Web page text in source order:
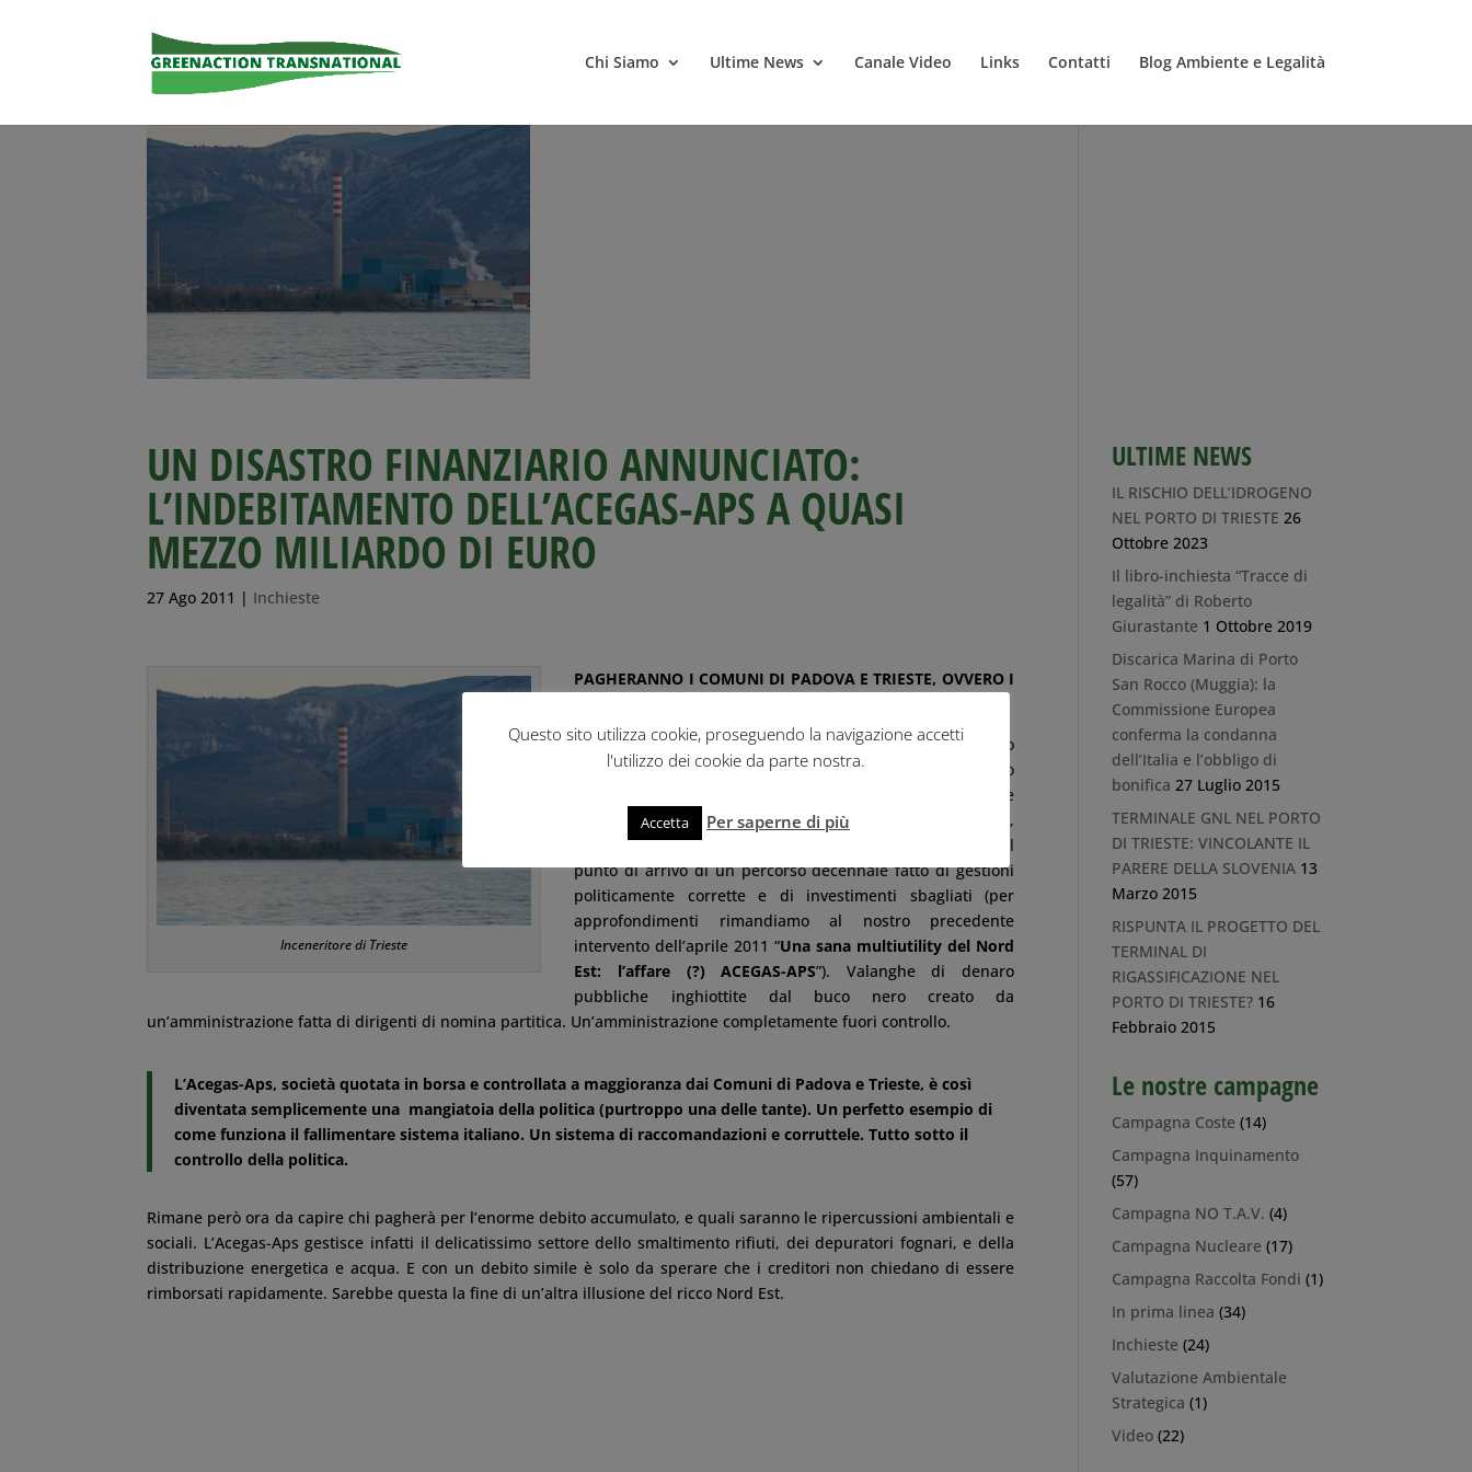
Chi Siamo Ultime News Canale Video Links Contatti Blog Ambiente e Legalità
UN DISASTRO FINANZIARIO ANNUNCIATO:
L’INDEBITAMENTO DELL’ACEGAS-APS A QUASI
MEZZO MILIARDO DI EURO
27 Ago 2011 | Inchieste
Inceneritore di Trieste
PAGHERANNO I COMUNI DI PADOVA E TRIESTE, OVVERO I
Un disastro da tempo annunciato e nemmeno troppo
accuratamente nascosto. In effetti il taglio dello storico
traguardo dell’indebitamento a mezzo miliardo di Euro che
la più grande multiutility del Nord Est, l’
,
potrebbe raggiungere entro fine anno, è semplicemente il
punto di arrivo di un percorso decennale fatto di gestioni
politicamente corrette e di investimenti sbagliati (per
approfondimenti rimandiamo al nostro precedente
intervento dell’aprile 2011 “Una sana multiutility del Nord
Est: l’affare (?) ACEGAS-APS”). Valanghe di denaro
pubbliche inghiottite dal buco nero creato da
un’amministrazione fatta di dirigenti di nomina partitica. Un’amministrazione completamente fuori controllo.
L’Acegas-Aps, società quotata in borsa e controllata a maggioranza dai Comuni di Padova e Trieste, è così
diventata semplicemente una mangiatoia della politica (purtroppo una delle tante). Un perfetto esempio di
come funziona il fallimentare sistema italiano. Un sistema di raccomandazioni e corruttele. Tutto sotto il
controllo della politica.
Rimane però ora da capire chi pagherà per l’enorme debito accumulato, e quali saranno le ripercussioni ambientali e
sociali. L’Acegas-Aps gestisce infatti il delicatissimo settore dello smaltimento rifiuti, dei depuratori fognari, e della
distribuzione energetica e acqua. E con un debito simile è solo da sperare che i creditori non chiedano di essere
rimborsati rapidamente. Sarebbe questa la fine di un’altra illusione del ricco Nord Est.
ULTIME NEWS
IL RISCHIO DELL’IDROGENO
NEL PORTO DI TRIESTE 26
Ottobre 2023
Il libro-inchiesta “Tracce di
legalità” di Roberto
Giurastante 1 Ottobre 2019
Discarica Marina di Porto
San Rocco (Muggia): la
Commissione Europea
conferma la condanna
dell’Italia e l’obbligo di
bonifica 27 Luglio 2015
TERMINALE GNL NEL PORTO
DI TRIESTE: VINCOLANTE IL
PARERE DELLA SLOVENIA 13
Marzo 2015
RISPUNTA IL PROGETTO DEL
TERMINAL DI
RIGASSIFICAZIONE NEL
PORTO DI TRIESTE? 16
Febbraio 2015
Le nostre campagne
Campagna Coste (14)
Campagna Inquinamento
(57)
Campagna NO T.A.V. (4)
Campagna Nucleare (17)
Campagna Raccolta Fondi (1)
In prima linea (34)
Inchieste (24)
Valutazione Ambientale
Strategica (1)
Video (22)
Questo sito utilizza cookie, proseguendo la navigazione accetti
l'utilizzo dei cookie da parte nostra.
Accetta Per saperne di più